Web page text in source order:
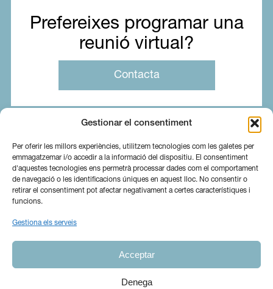
Gestionar el consentiment
Per oferir les millors experiències, utilitzem tecnologies com les galetes per
emmagatzemar i/o accedir a la informació del dispositiu. El consentiment
d'aquestes tecnologies ens permetrà processar dades com el comportament
de navegació o les identificacions úniques en aquest lloc. No consentir o
retirar el consentiment pot afectar negativament a certes característiques i
funcions.
Gestiona els serveis
Acceptar
Denega
Prefereixes programar una
reunió virtual?
Contacta
Sobre nosaltres Serveis
Blog
Canal Ètic